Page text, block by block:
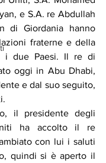
e S.A. re Abdullah
di Giordania hanno
fraterne e della
i due Paesi. Il re di
oggi in Abu Dhabi,
e dal suo seguito,
il presidente degli
ha accolto il re
con lui i saluti
quindi si è aperto il